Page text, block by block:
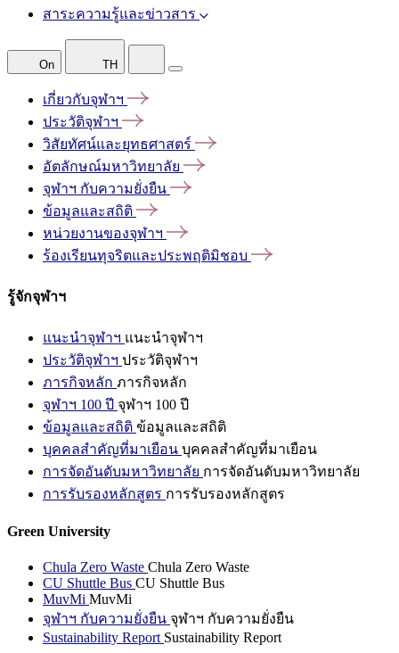
สาระความรู้และข่าวสาร
On TH
เกี่ยวกับจุฬาฯ
ประวัติจุฬาฯ
วิสัยทัศน์และยุทธศาสตร์
อัตลักษณ์มหาวิทยาลัย
จุฬาฯ กับความยั่งยืน
ข้อมูลและสถิติ
หน่วยงานของจุฬาฯ
ร้องเรียนทุจริตและประพฤติมิชอบ
รู้จักจุฬาฯ
แนะนำจุฬาฯ แนะนำจุฬาฯ
ประวัติจุฬาฯ ประวัติจุฬาฯ
ภารกิจหลัก ภารกิจหลัก
จุฬาฯ 100 ปี จุฬาฯ 100 ปี
ข้อมูลและสถิติ ข้อมูลและสถิติ
บุคคลสำคัญที่มาเยือน บุคคลสำคัญที่มาเยือน
การจัดอันดับมหาวิทยาลัย การจัดอันดับมหาวิทยาลัย
การรับรองหลักสูตร การรับรองหลักสูตร
Green University
Chula Zero Waste Chula Zero Waste
CU Shuttle Bus CU Shuttle Bus
MuvMi MuvMi
จุฬาฯ กับความยั่งยืน จุฬาฯ กับความยั่งยืน
Sustainability Report Sustainability Report